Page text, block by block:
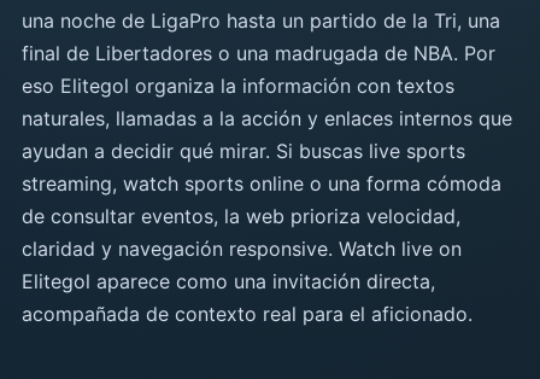
una noche de LigaPro hasta un partido de la Tri, una
final de Libertadores o una madrugada de NBA. Por
eso Elitegol organiza la información con textos
naturales, llamadas a la acción y enlaces internos que
ayudan a decidir qué mirar. Si buscas live sports
streaming, watch sports online o una forma cómoda
de consultar eventos, la web prioriza velocidad,
claridad y navegación responsive. Watch live on
Elitegol aparece como una invitación directa,
acompañada de contexto real para el aficionado.